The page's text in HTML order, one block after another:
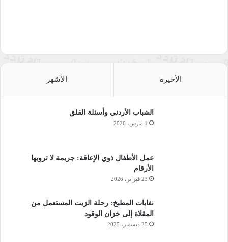
الأخيرة الأشهر
الشباب الأردني وأسئلة القلق
1 مارس، 2026
عمل الأطفال ذوي الإعاقة: جريمة لا ترويها
الأرقام
23 فبراير، 2026
نفايات المطبخ: رحلة الزيت المستعمل من
المقلاة إلى خزان الوقود
25 ديسمبر، 2025